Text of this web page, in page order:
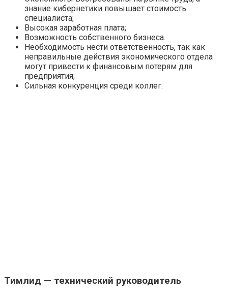
знание кибернетики повышает стоимость
специалиста;
Высокая заработная плата;
Возможность собственного бизнеса.
Необходимость нести ответственность, так как
неправильные действия экономического отдела
могут привести к финансовым потерям для
предприятия;
Сильная конкуренция среди коллег.
Тимлид — технический руководитель